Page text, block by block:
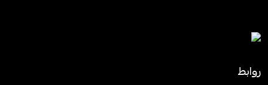
روابط